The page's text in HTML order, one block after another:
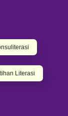
Literasi